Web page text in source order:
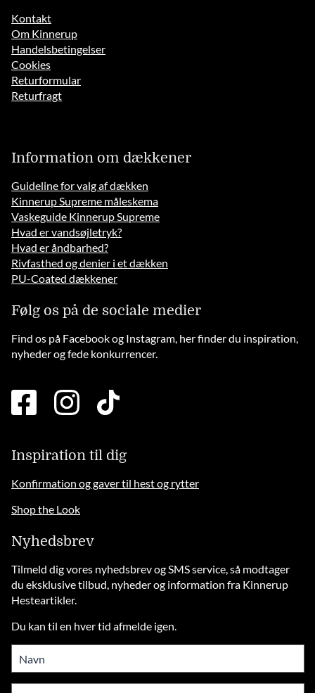
Kontakt
Om Kinnerup
Handelsbetingelser
Cookies
Returformular
Returfragt
Information om dækkener
Guideline for valg af dækken
Kinnerup Supreme måleskema
Vaskeguide Kinnerup Supreme
Hvad er vandsøjletryk?
Hvad er åndbarhed?
Rivfasthed og denier i et dækken
PU-Coated dækkener
Følg os på de sociale medier
Find os på Facebook og Instagram, her finder du inspiration,
nyheder og fede konkurrencer.
facebook
square
instagramtiktok
Inspiration til dig
Konfirmation og gaver til hest og rytter
Shop the Look
Nyhedsbrev
Tilmeld dig vores nyhedsbrev og SMS service, så modtager
du eksklusive tilbud, nyheder og information fra Kinnerup
Hesteartikler.
Du kan til en hver tid afmelde igen.